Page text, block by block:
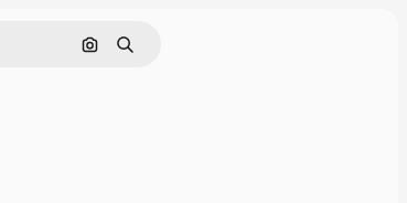
Cerca per immagine
Ricerca